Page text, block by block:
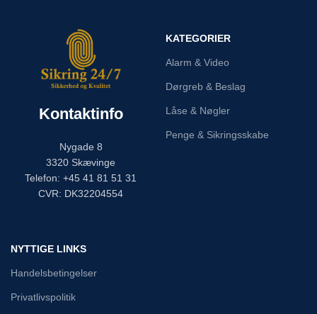
Kontaktinfo
Nygade 8
3320 Skævinge
Telefon: +45 41 81 51 31
CVR: DK32204554
KATEGORIER
Alarm & Video
Dørgreb & Beslag
Låse & Nøgler
Penge & Sikringsskabe
NYTTIGE LINKS
Handelsbetingelser
Privatlivspolitik